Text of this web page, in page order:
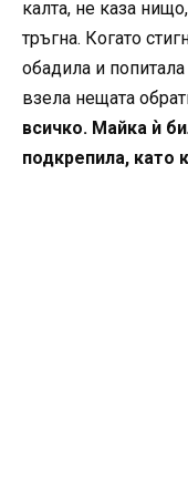
калта, не каза
тръгна. Когато
обадила и
взела нещата
всичко. Майка ѝ
подкрепила, като